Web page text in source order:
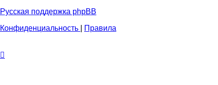
Русская поддержка phpBB
Конфиденциальность
Правила